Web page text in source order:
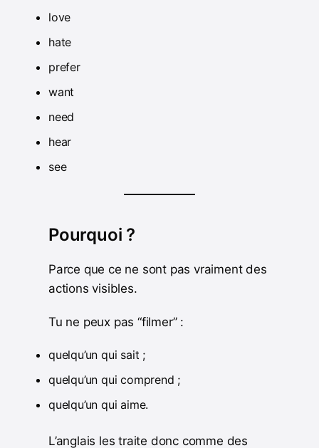
love
hate
prefer
want
need
hear
see
Pourquoi ?
Parce que ce ne sont pas vraiment des
actions visibles.
Tu ne peux pas “filmer” :
quelqu’un qui sait ;
quelqu’un qui comprend ;
quelqu’un qui aime.
L’anglais les traite donc comme des